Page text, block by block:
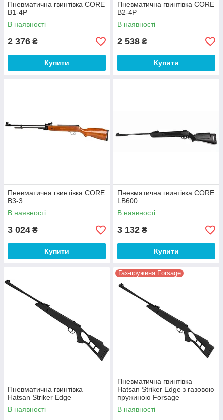
Пневматична гвинтівка CORE
B1-4P
В наявності
2 376 ₴
Купити
Пневматична гвинтівка CORE
B2-4P
В наявності
2 538 ₴
Купити
Пневматична гвинтівка CORE
B3-3
В наявності
3 024 ₴
Купити
Пневматична гвинтівка CORE
LB600
В наявності
3 132 ₴
Купити
Пневматична гвинтівка
Hatsan Striker Edge
В наявності
Газ-пружина Forsage
Пневматична гвинтівка
Hatsan Striker Edge з газовою
пружиною Forsage
В наявності